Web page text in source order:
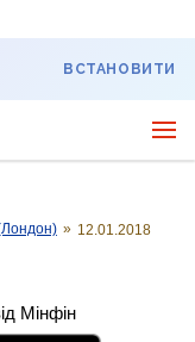
ВСТАНОВИТИ
» 12.01.2018
Мінфін